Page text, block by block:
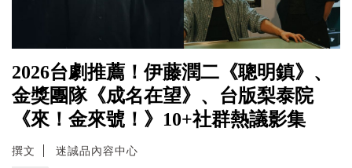
2026台劇推薦！伊藤潤二《聰明鎮》、
金獎團隊《成名在望》、台版梨泰院
《來！金來號！》10+社群熱議影集
撰文 迷誠品內容中心